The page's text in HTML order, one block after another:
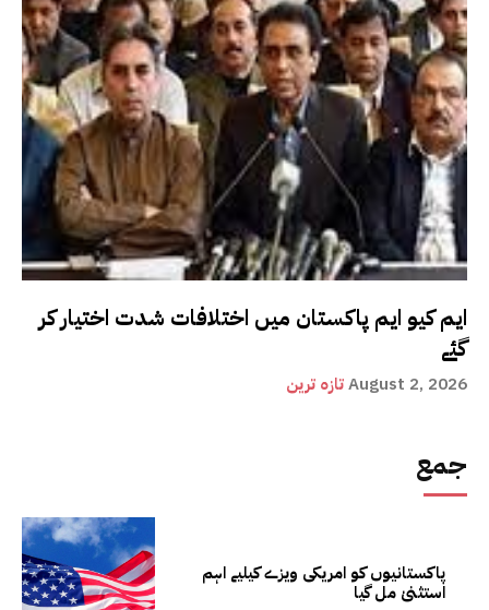
ایم کیو ایم پاکستان میں اختلافات شدت اختیار کر
گئے
تازہ ترینAugust 2, 2026
جمع
پاکستانیوں کو امریکی ویزے کیلیے اہم
استثنیٰ مل گیا